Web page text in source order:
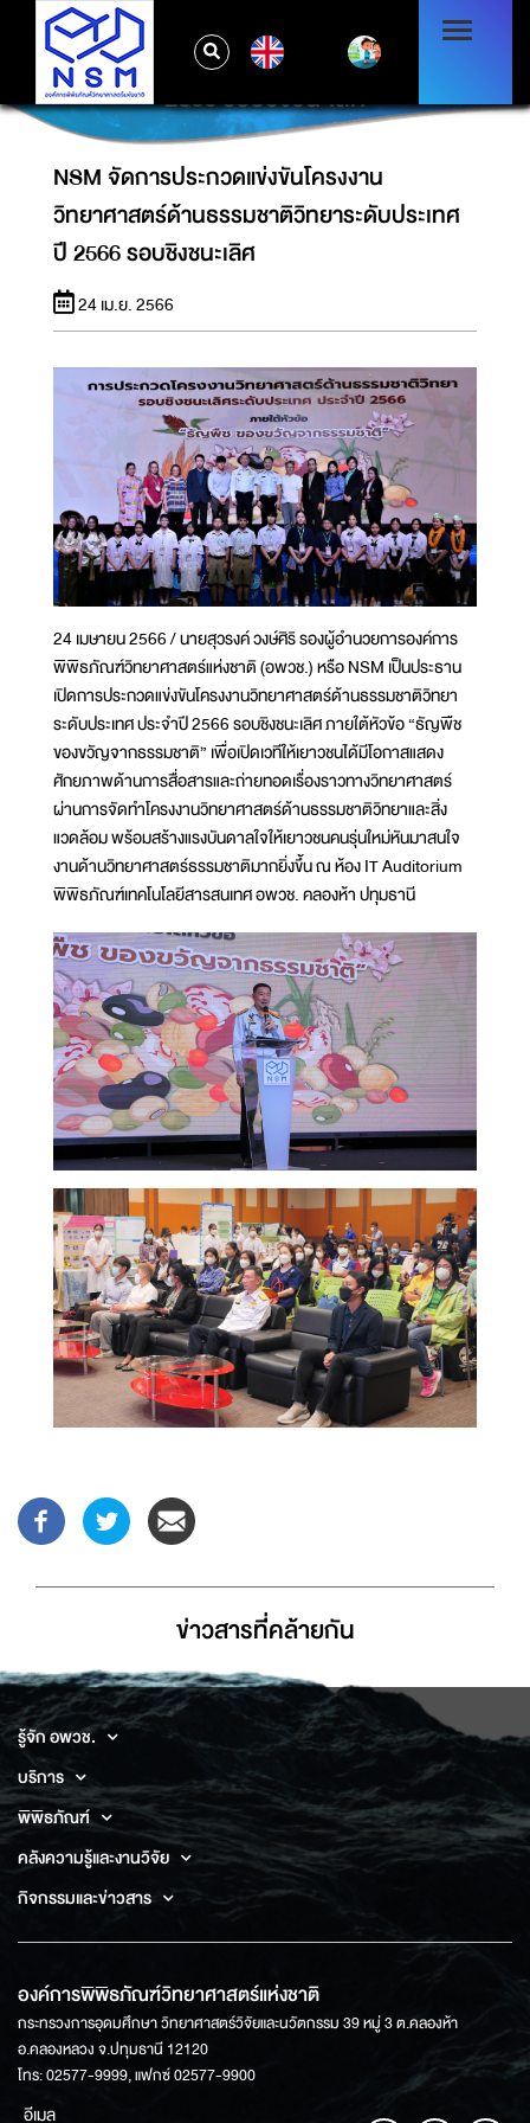
NSM จัดการประกวดแข่งขันโครงงาน
วิทยาศาสตร์ด้านธรรมชาติวิทยาระดับประเทศ ปี
2566 รอบชิงชนะเลิศ
NSM จัดการประกวดแข่งขันโครงงาน
วิทยาศาสตร์ด้านธรรมชาติวิทยาระดับประเทศ
ปี 2566 รอบชิงชนะเลิศ
24 เม.ย. 2566
24 เมษายน 2566 / นายสุวรงค์ วงษ์ศิริ รองผู้อำนวยการองค์การ
พิพิธภัณฑ์วิทยาศาสตร์แห่งชาติ (อพวช.) หรือ NSM เป็นประธาน
เปิดการประกวดแข่งขันโครงงานวิทยาศาสตร์ด้านธรรมชาติวิทยา
ระดับประเทศ ประจำปี 2566 รอบชิงชนะเลิศ ภายใต้หัวข้อ “ธัญพืช
ของขวัญจากธรรมชาติ” เพื่อเปิดเวทีให้เยาวชนได้มีโอกาสแสดง
ศักยภาพด้านการสื่อสารและถ่ายทอดเรื่องราวทางวิทยาศาสตร์
ผ่านการจัดทำโครงงานวิทยาศาสตร์ด้านธรรมชาติวิทยาและสิ่ง
แวดล้อม พร้อมสร้างแรงบันดาลใจให้เยาวชนคนรุ่นใหม่หันมาสนใจ
งานด้านวิทยาศาสตร์ธรรมชาติมากยิ่งขึ้น ณ ห้อง IT Auditorium
พิพิธภัณฑ์เทคโนโลยีสารสนเทศ อพวช. คลองห้า ปทุมธานี
ข่าวสารที่่คล้ายกัน
รู้จัก อพวช.
บริการ
พิพิธภัณฑ์
คลังความรู้และงานวิจัย
กิจกรรมและข่าวสาร
องค์การพิพิธภัณฑ์วิทยาศาสตร์แห่งชาติ
กระทรวงการอุดมศึกษา วิทยาศาสตร์วิจัยและนวัตกรรม 39 หมู่ 3 ต.คลองห้า
อ.คลองหลวง จ.ปทุมธานี 12120
โทร: 02577-9999, แฟกซ์ 02577-9900
อีเมล